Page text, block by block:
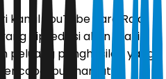
YouTube Bara Raja
yang diprediksi akan makin
peluang penghasilan yang
puluhan juta.